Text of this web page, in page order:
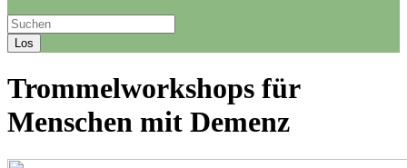
Los
Trommelworkshops für
Menschen mit Demenz